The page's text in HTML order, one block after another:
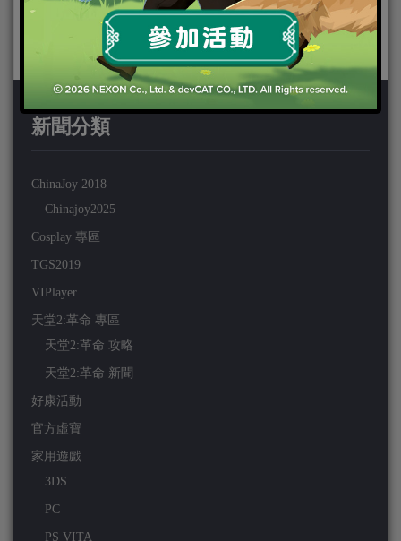
新聞分類
ChinaJoy 2018
Chinajoy2025
Cosplay 專區
TGS2019
VIPlayer
天堂2:革命 專區
天堂2:革命 攻略
天堂2:革命 新聞
好康活動
官方虛寶
家用遊戲
3DS
PC
PS VITA